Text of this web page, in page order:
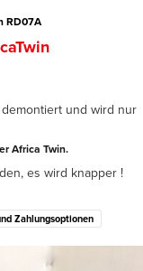
RD07A
und wird nur
Africa Twin.
es wird knapper !
Zahlungsoptionen